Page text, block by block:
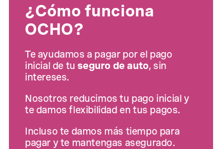
¿Cómo funciona
OCHO?
Te ayudamos a pagar por el pago
inicial de tu seguro de auto, sin
intereses.
Nosotros reducimos tu pago inicial y
te damos flexibilidad en tus pagos.
Incluso te damos más tiempo para
pagar y te mantengas asegurado.